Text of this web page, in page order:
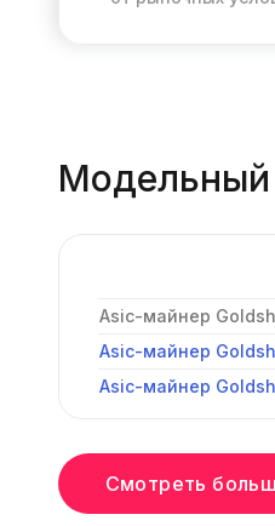
Модельный
Asic-майнер
Asic-майнер
Asic-майнер
Смотреть